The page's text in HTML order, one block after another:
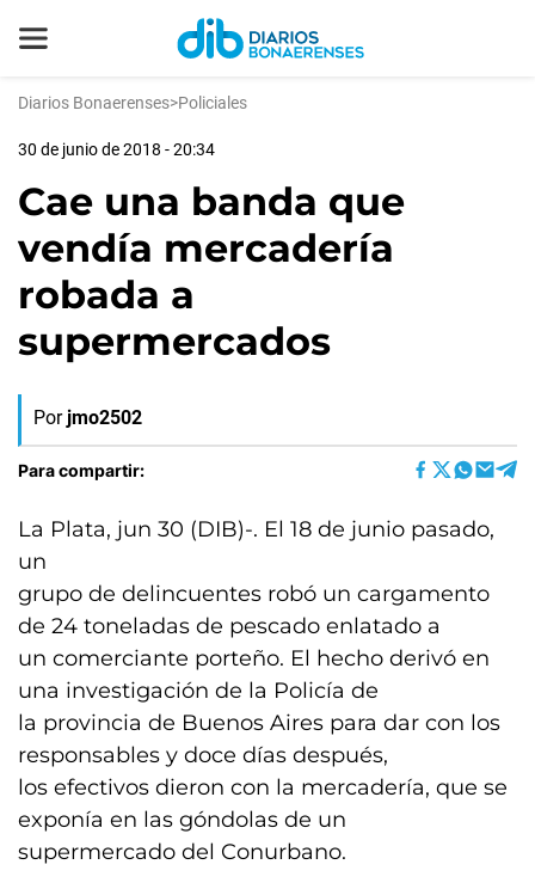
Diarios Bonaerenses>Policiales
30 de junio de 2018 - 20:34
Cae una banda que
vendía mercadería
robada a
supermercados
Por jmo2502
Para compartir:
La Plata, jun 30 (DIB)-. El 18 de junio pasado,
un
grupo de delincuentes robó un cargamento
de 24 toneladas de pescado enlatado a
un comerciante porteño. El hecho derivó en
una investigación de la Policía de
la provincia de Buenos Aires para dar con los
responsables y doce días después,
los efectivos dieron con la mercadería, que se
exponía en las góndolas de un
supermercado del Conurbano.